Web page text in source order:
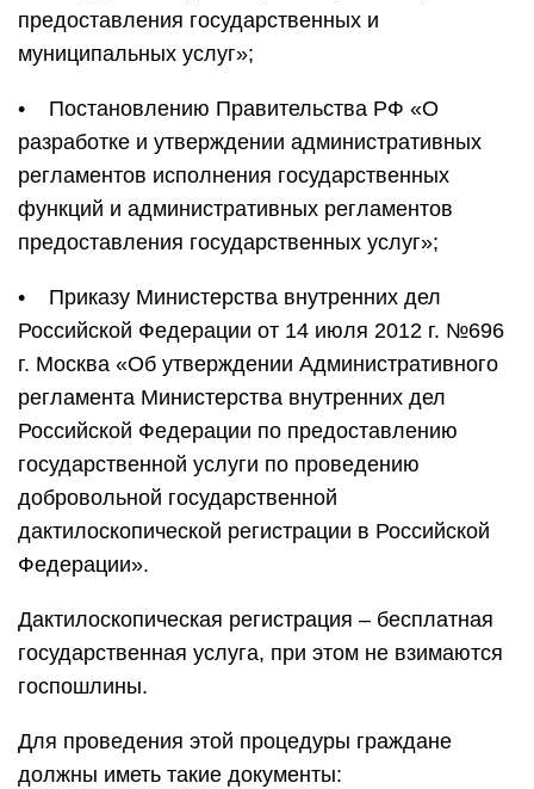
предоставления государственных и
муниципальных услуг»;
• Постановлению Правительства РФ «О
разработке и утверждении административных
регламентов исполнения государственных
функций и административных регламентов
предоставления государственных услуг»;
• Приказу Министерства внутренних дел
Российской Федерации от 14 июля 2012 г. №696
г. Москва «Об утверждении Административного
регламента Министерства внутренних дел
Российской Федерации по предоставлению
государственной услуги по проведению
добровольной государственной
дактилоскопической регистрации в Российской
Федерации».
Дактилоскопическая регистрация – бесплатная
государственная услуга, при этом не взимаются
госпошлины.
Для проведения этой процедуры граждане
должны иметь такие документы: